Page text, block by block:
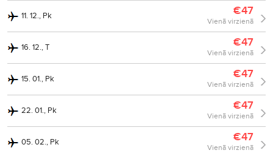
11. 12., Pk €47
Vienā virzienā
16. 12., T €47
Vienā virzienā
15. 01., Pk €47
Vienā virzienā
22. 01., Pk €47
Vienā virzienā
05. 02., Pk €47
Vienā virzienā